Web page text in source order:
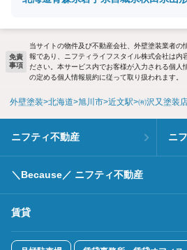
免責
事項
当サイトの物件及び不動産会社、外壁塗装業者の
報であり、ニフティライフスタイル株式会社は内
ださい。本サービス内でお客様が入力される個人
の定める個人情報規約に従って取り扱われます。
外壁塗装 北海道 旭川市 近文駅 ㈲沢又塗装
ニフティ不動産 ニ
＼Because／ ニフティ不動産
賃貸